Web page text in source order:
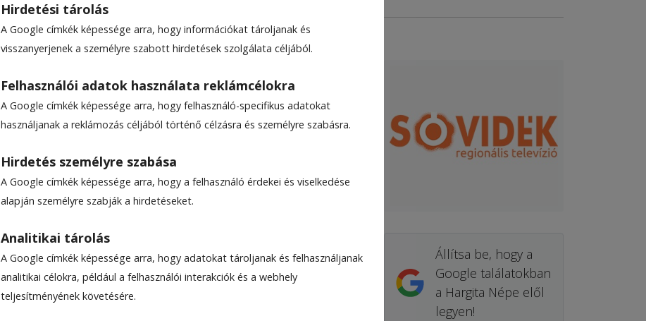
Hirdetési tárolás
A Google címkék képessége arra, hogy információkat tároljanak és
visszanyerjenek a személyre szabott hirdetések szolgálata céljából.
Felhasználói adatok használata reklámcélokra
A Google címkék képessége arra, hogy felhasználó-specifikus adatokat
használjanak a reklámozás céljából történő célzásra és személyre szabásra.
Hirdetés személyre szabása
A Google címkék képessége arra, hogy a felhasználó érdekei és viselkedése
alapján személyre szabják a hirdetéseket.
Analitikai tárolás
A Google címkék képessége arra, hogy adatokat tároljanak és felhasználjanak
analitikai célokra, például a felhasználói interakciók és a webhely
teljesítményének követésére.
Állítsa be, hogy a
Google találatokban
a Hargita Népe elől
legyen!